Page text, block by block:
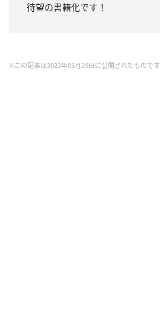
待望の書籍化です！
※この記事は2022年05月29日に公開されたものです